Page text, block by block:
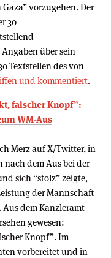
vorzugehen. Der
30
über sein
Textstellen des von
und kommentiert.
falscher Knopf”:
WM-Aus
Merz auf X/Twitter, in
nach dem Aus bei der
sich “stolz” zeigte,
der Mannschaft
Aus dem Kanzleramt
gewesen:
Knopf”. Im
vorbereitet und in